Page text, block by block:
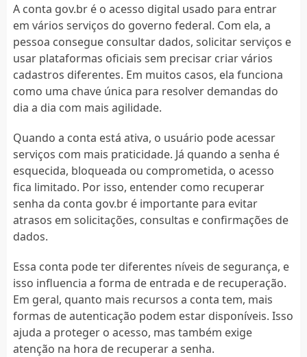
A conta gov.br é o acesso digital usado para entrar
em vários serviços do governo federal. Com ela, a
pessoa consegue consultar dados, solicitar serviços e
usar plataformas oficiais sem precisar criar vários
cadastros diferentes. Em muitos casos, ela funciona
como uma chave única para resolver demandas do
dia a dia com mais agilidade.
Quando a conta está ativa, o usuário pode acessar
serviços com mais praticidade. Já quando a senha é
esquecida, bloqueada ou comprometida, o acesso
fica limitado. Por isso, entender como recuperar
senha da conta gov.br é importante para evitar
atrasos em solicitações, consultas e confirmações de
dados.
Essa conta pode ter diferentes níveis de segurança, e
isso influencia a forma de entrada e de recuperação.
Em geral, quanto mais recursos a conta tem, mais
formas de autenticação podem estar disponíveis. Isso
ajuda a proteger o acesso, mas também exige
atenção na hora de recuperar a senha.